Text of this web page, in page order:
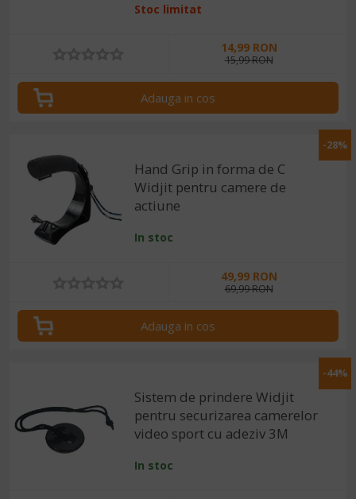
Stoc limitat
14,99 RON
15,99 RON
Adauga in cos
-28%
Hand Grip in forma de C
Widjit pentru camere de
actiune
In stoc
49,99 RON
69,99 RON
Adauga in cos
-44%
Sistem de prindere Widjit
pentru securizarea camerelor
video sport cu adeziv 3M
In stoc